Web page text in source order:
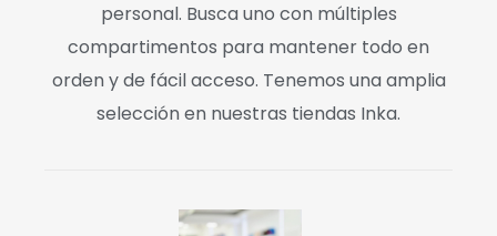
personal. Busca uno con múltiples
compartimentos para mantener todo en
orden y de fácil acceso. Tenemos una amplia
selección en nuestras tiendas Inka.